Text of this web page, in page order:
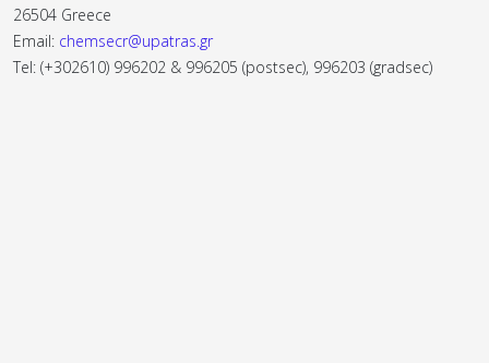
26504 Greece
Email: chemsecr@upatras.gr
Tel: (+302610) 996202 & 996205 (postsec), 996203 (gradsec)